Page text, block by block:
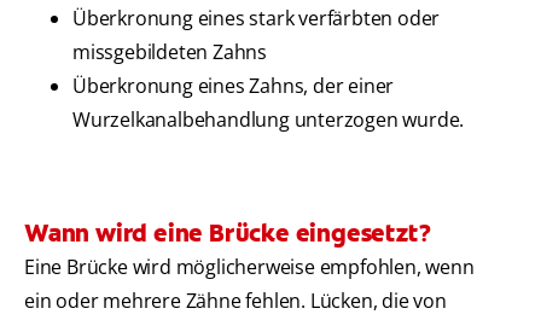
Überkronung eines stark verfärbten oder
missgebildeten Zahns
Überkronung eines Zahns, der einer
Wurzelkanalbehandlung unterzogen wurde.
Wann wird eine Brücke eingesetzt?
Eine Brücke wird möglicherweise empfohlen, wenn
ein oder mehrere Zähne fehlen. Lücken, die von